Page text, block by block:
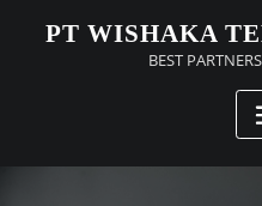
PT WISHAKA
BEST